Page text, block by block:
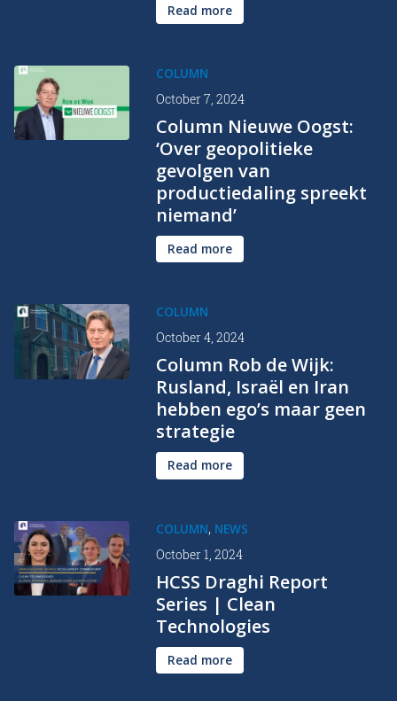
Read more
COLUMN
October 7, 2024
Column Nieuwe Oogst:
‘Over geopolitieke
gevolgen van
productiedaling spreekt
niemand’
Read more
COLUMN
October 4, 2024
Column Rob de Wijk:
Rusland, Israël en Iran
hebben ego’s maar geen
strategie
Read more
COLUMN, NEWS
October 1, 2024
HCSS Draghi Report
Series | Clean
Technologies
Read more